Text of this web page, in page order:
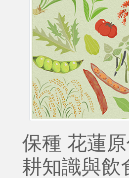
保種 花蓮
耕知識與飲